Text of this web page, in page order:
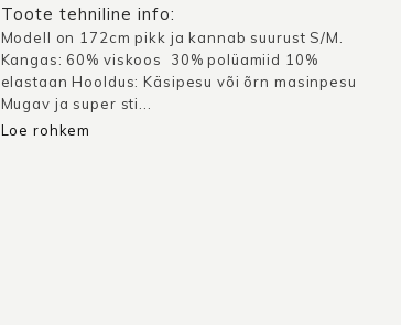
Toote tehniline info:
Modell on 172cm pikk ja kannab suurust S/M.
Kangas: 60% viskoos 30% polüamiid 10%
elastaan Hooldus: Käsipesu või õrn masinpesu
Mugav ja super sti...
Loe rohkem